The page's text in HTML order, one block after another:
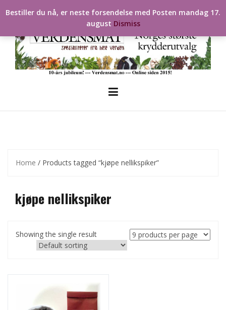
to
Home / Products tagged “kjøpe nellikspiker”
kjøpe nellikspiker
Showing the single result
Bestiller du nå, er neste forsendelse med Posten mandag 17.
august Dismiss